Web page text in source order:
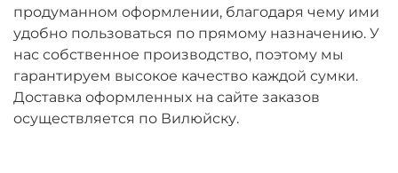
продуманном оформлении, благодаря чему ими
удобно пользоваться по прямому назначению. У
нас собственное производство, поэтому мы
гарантируем высокое качество каждой сумки.
Доставка оформленных на сайте заказов
осуществляется по Вилюйску.